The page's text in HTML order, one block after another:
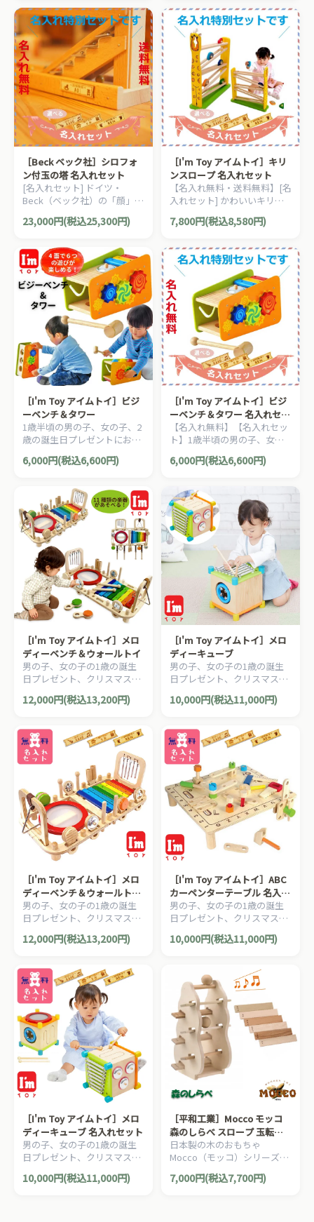
スメです♪
す。
［Beck ベック社］シロフォ
ン付玉の塔 名入れセット
[名入れセット] ドイツ・
Beck（ベック社）の「顔」と
も言える人気の木製スロープ
トイ「シロフォン付玉の塔」
23,000円(税込25,300円)
［I'm Toy アイムトイ］キリ
ンスロープ 名入れセット
【名入れ無料・送料無料】[名
入れセット] かわいいキリン
をモチーフにしたスロープト
イ。
7,800円(税込8,580円)
［I'm Toy アイムトイ］ビジ
ーベンチ＆タワー
1歳半頃の男の子、女の子、2
歳の誕生日プレゼントにおす
すめ。形の認識、色合わせ、
種類分け、順序、分数の概念
6,000円(税込6,600円)
［I'm Toy アイムトイ］ビジ
ーベンチ＆タワー 名入れセッ
ト【名入れ無料】【名入れセッ
ト】1歳半頃の男の子、女の
子、2歳の誕生日プレゼント
におすすめ。形の認識、色合
の概念まで学べるマルチ知育
玩具。
6,000円(税込6,600円)
［I'm Toy アイムトイ］メロ
ディーベンチ＆ウォールトイ
男の子、女の子の1歳の誕生
日プレゼント、クリスマスプ
レゼントにおすすめ。「握
る」「つなげる」「通す」
を追求して作られた木のおも
ちゃ、Ｉ’ｍ ＴＯＹ アイム
トイシリーズです。
12,000円(税込13,200円)
［I'm Toy アイムトイ］メロ
ディーキューブ
男の子、女の子の1歳の誕生
日プレゼント、クリスマスプ
レゼントにおすすめ。「握
る」「つなげる」「通す」
を追求して作られた木のおも
ちゃ、Ｉ’ｍ ＴＯＹ アイム
トイシリーズです。
10,000円(税込11,000円)
［I'm Toy アイムトイ］メロ
ディーベンチ＆ウォールトイ
名入れセット
男の子、女の子の1歳の誕生
日プレゼント、クリスマスプ
レゼントにおすすめ。「握
る」「つなげる」「通す」
を追求して作られた木のおも
ちゃ、Ｉ’ｍ ＴＯＹ アイム
トイシリーズです。
12,000円(税込13,200円)
［I'm Toy アイムトイ］ABC
カーペンターテーブル 名入れ
セット
男の子、女の子の1歳の誕生
日プレゼント、クリスマスプ
レゼントにおすすめ。「握
る」「つなげる」「通す」
を追求して作られた木のおも
ちゃ、Ｉ’ｍ ＴＯＹ アイム
トイシリーズです。
10,000円(税込11,000円)
［I'm Toy アイムトイ］メロ
ディーキューブ 名入れセット
男の子、女の子の1歳の誕生
日プレゼント、クリスマスプ
レゼントにおすすめ。「握
る」「つなげる」「通す」
10,000円(税込11,000円)
［平和工業］Mocco モッコ
森のしらべ スロープ 玉転が
し
日本製の木のおもちゃ
Mocco（モッコ）シリーズ。
美しい木の質感を生かして作
られた木製スロープです。
7,000円(税込7,700円)